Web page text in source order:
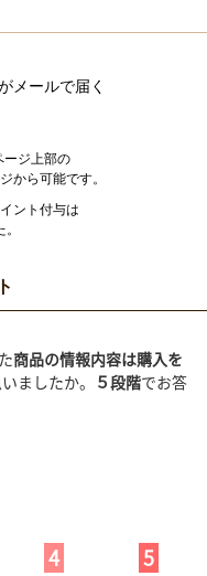
メールで届く
ジ上部の
から可能です。
ント付与は